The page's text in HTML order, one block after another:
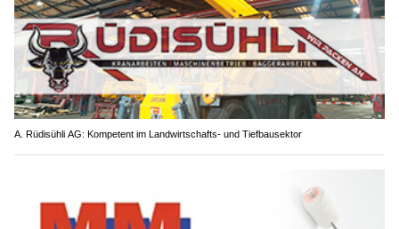
A. Rüdisühli AG: Kompetent im Landwirtschafts- und Tiefbausektor